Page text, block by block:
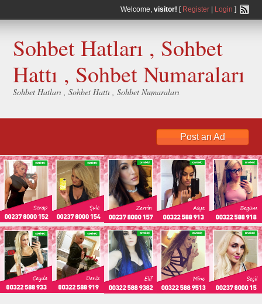
Welcome, visitor! [ Register| Login ]
Sohbet Hatları , Sohbet
Hattı , Sohbet Numaraları
Sohbet Hatları , Sohbet Hattı , Sohbet Numaraları
Post an Ad